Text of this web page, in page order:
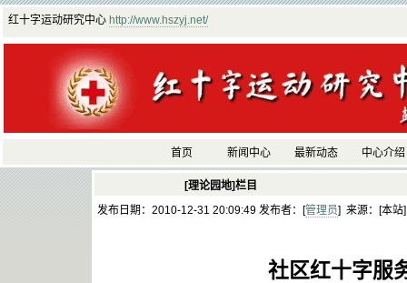
红十字运动研究中心 http://www.hszyj.net/
首页 新闻中心 最新动态 中心介绍
[理论园地]栏目
发布日期：2010-12-31 20:09:49 发布者：[管理员] 来源：[本站
社区红十字服